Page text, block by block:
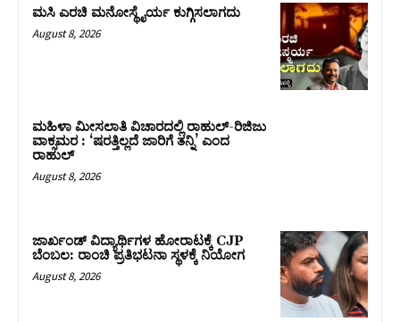
ಮಸಿ ಎರಚಿ ಮನೋಸ್ಥೈರ್ಯ ಕುಗ್ಗಿಸಲಾಗದು
August 8, 2026
ಮಹಿಳಾ ಮೀಸಲಾತಿ ವಿಚಾರದಲ್ಲಿ ರಾಹುಲ್‌-ರಿಜಿಜು
ವಾಕ್ಸಮರ : ‘ಷರತ್ತಿಲ್ಲದೆ ಜಾರಿಗೆ ತನ್ನಿ’ ಎಂದ
ರಾಹುಲ್‌
August 8, 2026
ಜಾರ್ಖಂಡ್‌ ವಿದ್ಯಾರ್ಥಿಗಳ ಹೋರಾಟಕ್ಕೆ CJP
ಬೆಂಬಲ: ರಾಂಚಿ ಪ್ರತಿಭಟನಾ ಸ್ಥಳಕ್ಕೆ ನಿಯೋಗ
August 8, 2026